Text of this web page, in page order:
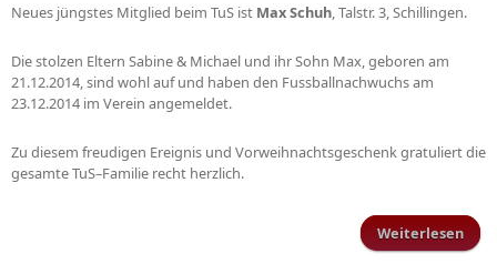
Neues jüngstes Mitglied beim TuS ist Max Schuh, Talstr. 3, Schillingen.
Die stolzen Eltern Sabine & Michael und ihr Sohn Max, geboren am
21.12.2014, sind wohl auf und haben den Fussballnachwuchs am
23.12.2014 im Verein angemeldet.
Zu diesem freudigen Ereignis und Vorweihnachtsgeschenk gratuliert die
gesamte TuS–Familie recht herzlich.
Weiterlesen